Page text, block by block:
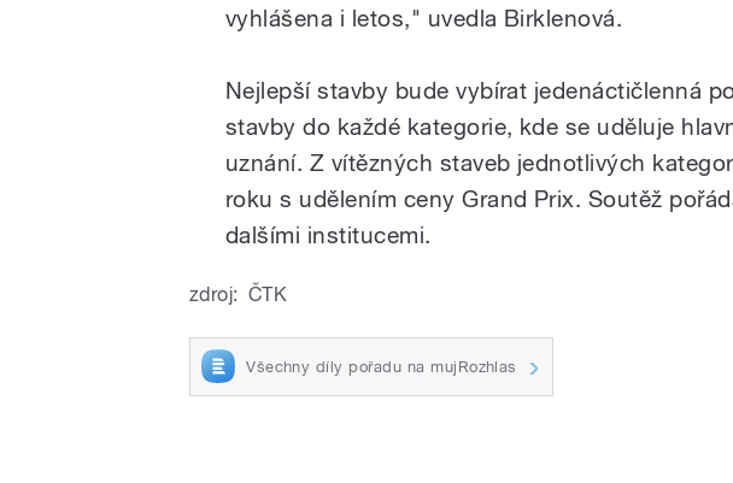
vyhlášena i letos," uvedla Birklenová.
Nejlepší stavby bude vybírat jedenáctičlenná
stavby do každé kategorie, kde se uděluje
uznání. Z vítězných staveb jednotlivých
roku s udělením ceny Grand Prix. Soutěž
dalšími institucemi.
zdroj: ČTK
Všechny díly pořadu na mujRozhlas